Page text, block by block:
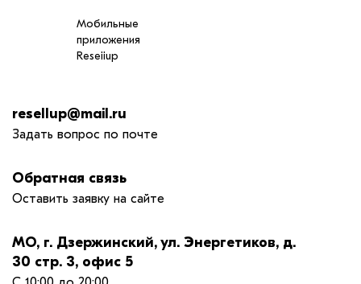
Мобильные
приложения
Reseiiup
resellup@mail.ru
Задать вопрос по почте
Обратная связь
Оставить заявку на сайте
МО, г. Дзержинский, ул. Энергетиков, д.
30 стр. 3, офис 5